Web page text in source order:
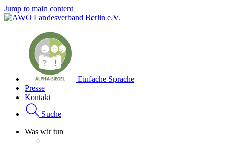
Jump to main content
Einfache Sprache
Presse
Kontakt
Suche
Was wir tun